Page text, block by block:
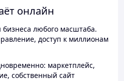
онлайн
любого масштаба.
доступ к миллионам
маркетплейс,
собственный сайт